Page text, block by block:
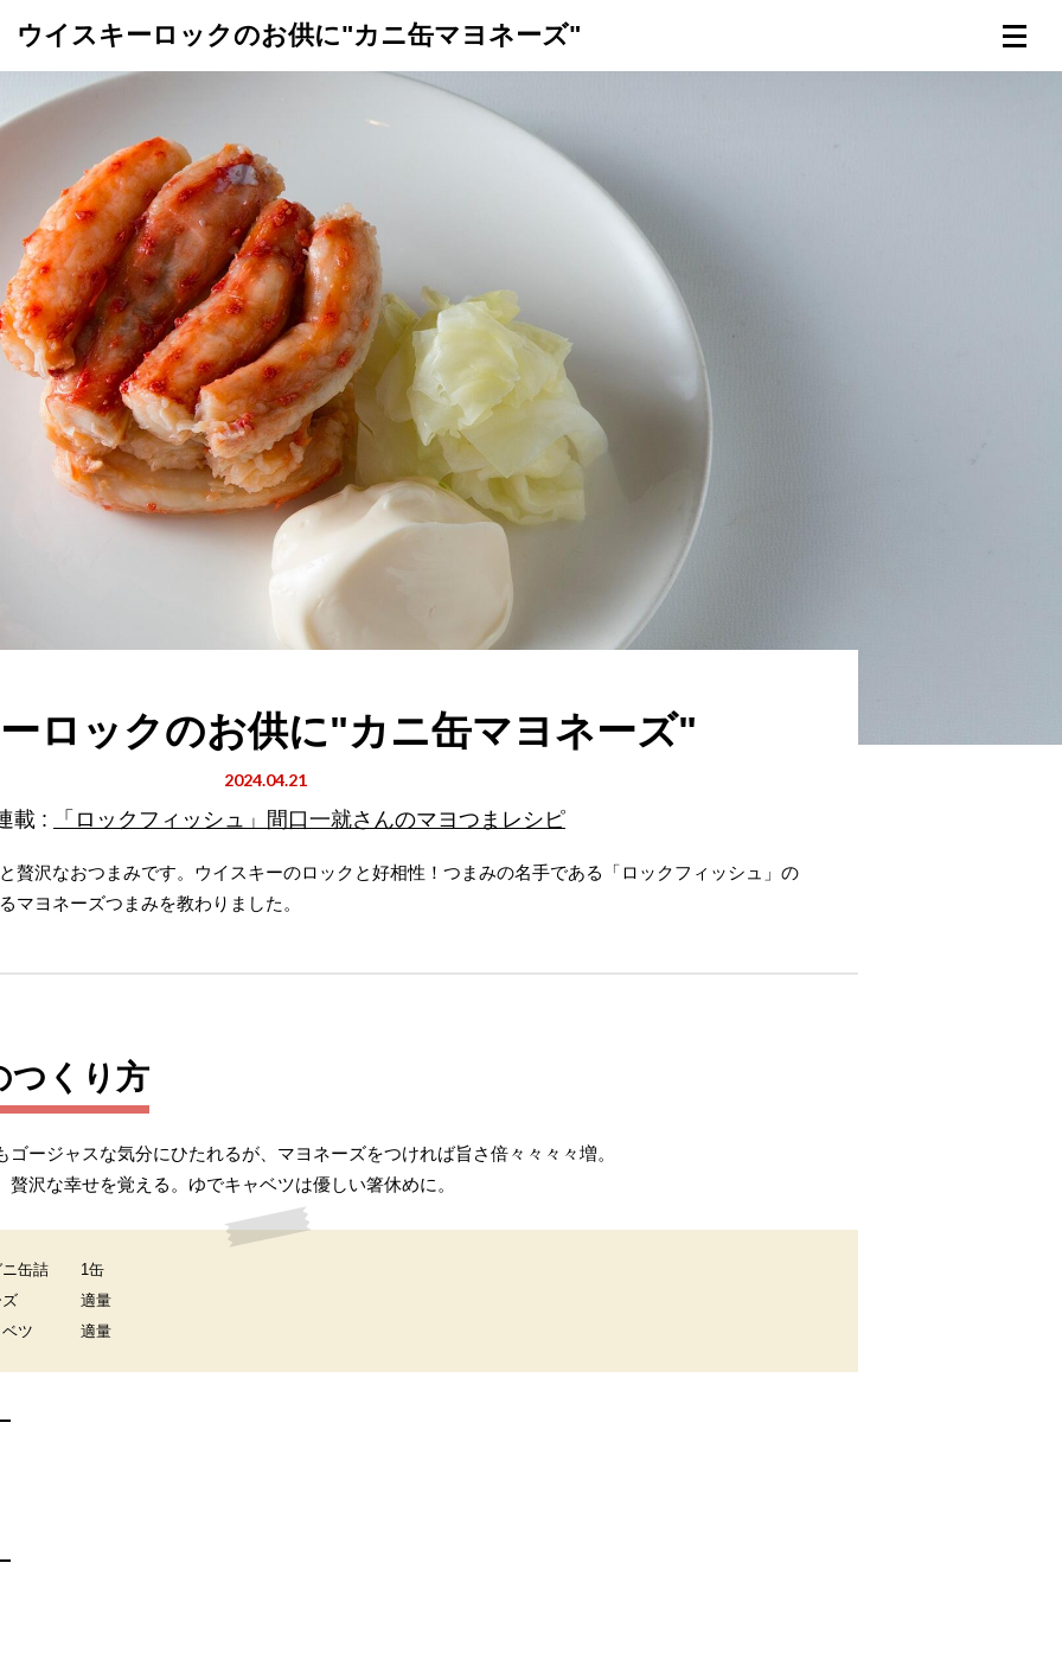
トップ プロが教えるレシピ 厳選！店探し 食のストーリー 連載一覧
ウイスキーロックのお供に"カニ缶マヨネーズ"
ロックのお供に"カニ缶マヨネーズ"
2024.04.21
載 : 「ロックフィッシュ」間口一就さんのマヨつまレシピ
贅沢なおつまみです。ウイスキーのロックと好相性！つまみの名手である「ロックフィッシュ」の
マヨネーズつまみを教わりました。
つくり方
ージャスな気分にひたれるが、マヨネーズをつければ旨さ倍々々々々増。
沢な幸せを覚える。ゆでキャベツは優しい箸休めに。
缶詰
1缶
適量
ツ
適量